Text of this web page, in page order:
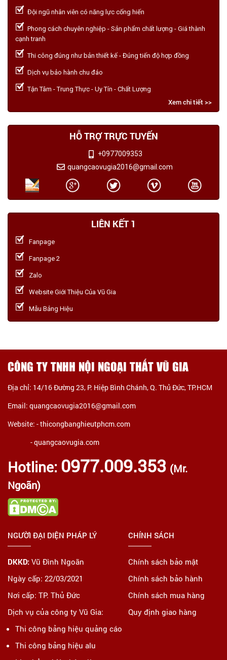
Đội ngũ nhân viên có năng lực cống hiến
Phong cách chuyên nghiệp - Sản phẩm chất lượng - Giá thành
cạnh tranh
Thi công đúng như bản thiết kế - Đúng tiến độ hợp đồng
Dịch vụ bảo hành chu đáo
Tận Tâm - Trung Thực - Uy Tín - Chất Lượng
Xem chi tiết >>
HỖ TRỢ TRỰC TUYẾN
+0977009353
quangcaovugia2016@gmail.com
LIÊN KẾT 1
Fanpage
Fanpage 2
Zalo
Website Giới Thiệu Của Vũ Gia
Mẫu Bảng Hiệu
CÔNG TY TNHH NỘI NGOẠI THẤT VŨ GIA
Địa chỉ: 14/16 Đường 23, P. Hiệp Bình Chánh, Q. Thủ Đức, TP.HCM
Email: quangcaovugia2016@gmail.com
Website: -thicongbanghieutphcm.com
- quangcaovugia.com
Hotline: 0977.009.353 (Mr.
Ngoãn)
NGƯỜI ĐẠI DIỆN PHÁP LÝ
DKKD: Vũ Đình Ngoãn
Ngày cấp: 22/03/2021
Nơi cấp: TP. Thủ Đức
Dịch vụ của công ty Vũ Gia:
Thi công bảng hiệu quảng cáo
Thi công bảng hiệu alu
CHÍNH SÁCH
Chính sách bảo mật
Chính sách bảo hành
Chính sách mua hàng
Quy định giao hàng